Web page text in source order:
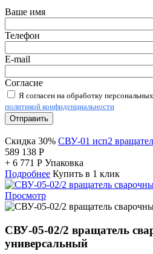
Ваше имя
Телефон
E-mail
Согласие
Я согласен на обработку
политикой конфиденциальности
Отправить
Скидка 30% СВУ-01 исп2
589 138 Р
+ 6 771 Р Упаковка
Подробнее Купить в 1 клик
Просмотр
СВУ-05-02/2 вращатель
универсальный